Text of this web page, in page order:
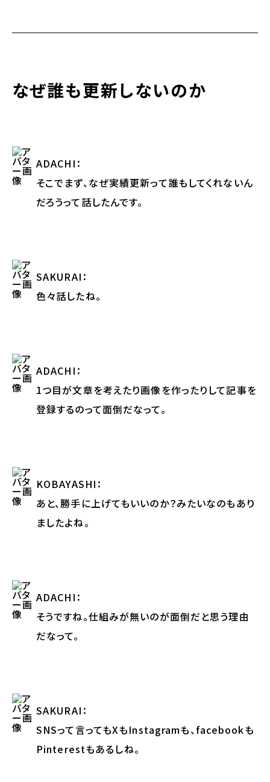
なぜ誰も更新しないのか
ADACHI ：
そこでまず、なぜ実績更新って誰もしてくれないん
だろうって話したんです。
SAKURAI ：
色々話したね。
ADACHI ：
1つ目が文章を考えたり画像を作ったりして記事を
登録するのって面倒だなって。
KOBAYASHI ：
あと、勝手に上げてもいいのか？みたいなのもあり
ましたよね。
ADACHI ：
そうですね。仕組みが無いのが面倒だと思う理由
だなって。
SAKURAI ：
SNSって言ってもXもInstagramも、facebookも
Pinterestもあるしね。